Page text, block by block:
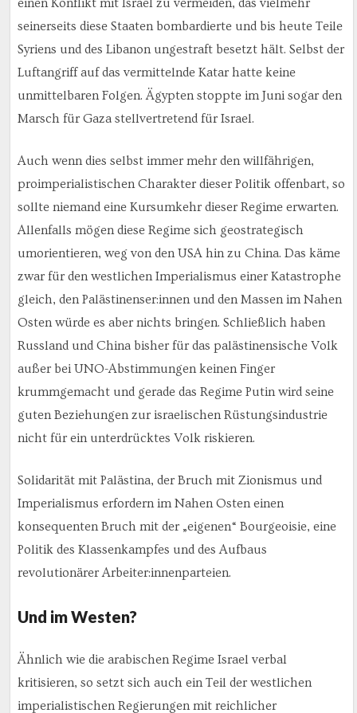
einen Konflikt mit Israel zu vermeiden, das vielmehr
seinerseits diese Staaten bombardierte und bis heute Teile
Syriens und des Libanon ungestraft besetzt hält. Selbst der
Luftangriff auf das vermittelnde Katar hatte keine
unmittelbaren Folgen. Ägypten stoppte im Juni sogar den
Marsch für Gaza stellvertretend für Israel.
Auch wenn dies selbst immer mehr den willfährigen,
proimperialistischen Charakter dieser Politik offenbart, so
sollte niemand eine Kursumkehr dieser Regime erwarten.
Allenfalls mögen diese Regime sich geostrategisch
umorientieren, weg von den USA hin zu China. Das käme
zwar für den westlichen Imperialismus einer Katastrophe
gleich, den Palästinenser:innen und den Massen im Nahen
Osten würde es aber nichts bringen. Schließlich haben
Russland und China bisher für das palästinensische Volk
außer bei UNO-Abstimmungen keinen Finger
krummgemacht und gerade das Regime Putin wird seine
guten Beziehungen zur israelischen Rüstungsindustrie
nicht für ein unterdrücktes Volk riskieren.
Solidarität mit Palästina, der Bruch mit Zionismus und
Imperialismus erfordern im Nahen Osten einen
konsequenten Bruch mit der „eigenen“ Bourgeoisie, eine
Politik des Klassenkampfes und des Aufbaus
revolutionärer Arbeiter:innenparteien.
Und im Westen?
Ähnlich wie die arabischen Regime Israel verbal
kritisieren, so setzt sich auch ein Teil der westlichen
imperialistischen Regierungen mit reichlicher